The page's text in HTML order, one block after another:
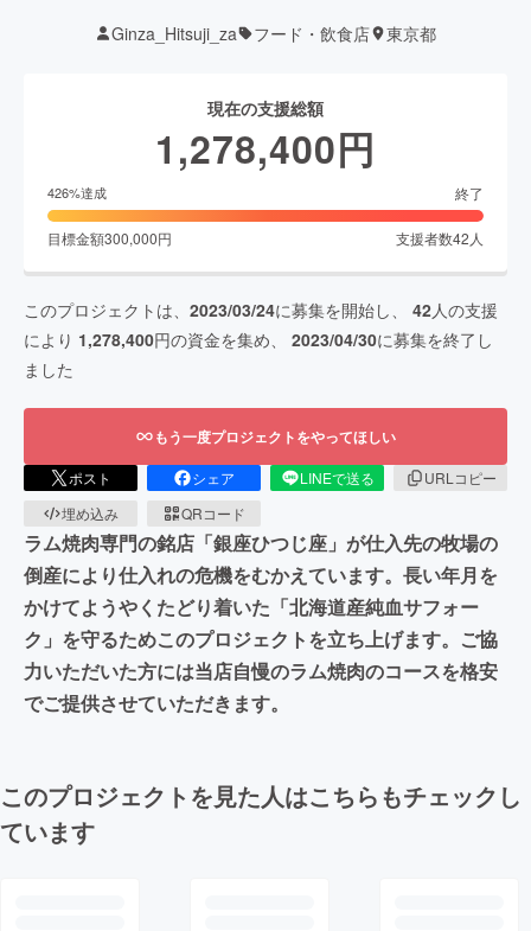
Ginza_Hitsuji_za フード・飲食店 東京都
現在の支援総額
1,278,400円
426%達成 終了
目標金額300,000円 支援者数42 人
このプロジェクトは、 2023/03/24に募集を開始し、 42人の支援
により 1,278,400円の資金を集め、 2023/04/30に募集を終了し
ました
もう一度プロジェクトをやってほしい
ポスト シェア LINEで送る
URLコピー
埋め込み
QRコード
ラム焼肉専門の銘店「銀座ひつじ座」が仕入先の牧場の
倒産により仕入れの危機をむかえています。長い年月を
かけてようやくたどり着いた「北海道産純血サフォー
ク」を守るためこのプロジェクトを立ち上げます。ご協
力いただいた方には当店自慢のラム焼肉のコースを格安
でご提供させていただきます。
このプロジェクトを見た人はこちらもチェックし
ています